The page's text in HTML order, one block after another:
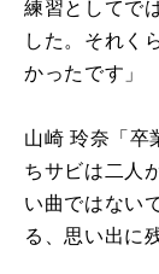
練習としてで
した。それく
かったです」
⼭崎 玲奈「卒
ちサビは二人
い曲ではない
る、思い出に